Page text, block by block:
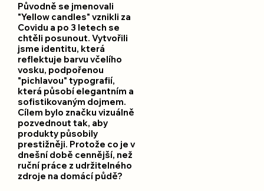
Původně se jmenovali
"Yellow candles" vznikli za
Covidu a po 3 letech se
chtěli posunout. Vytvořili
jsme identitu, která
reflektuje barvu včelího
vosku, podpořenou
"pichlavou" typografií,
která působí elegantním a
sofistikovaným dojmem.
Cílem bylo značku vizuálně
pozvednout tak, aby
produkty působily
prestižněji. Protože co je v
dnešní době cennější, než
ruční práce z udržitelného
zdroje na domácí půdě?